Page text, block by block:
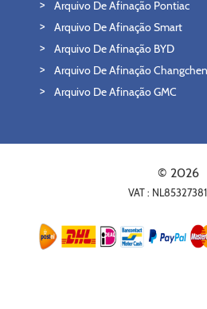
Arquivo De Afinação Pontiac
Arquivo De Afinação Smart
Arquivo De Afinação BYD
Arquivo De Afinação
Arquivo De Afinação GMC
© 2026
VAT :